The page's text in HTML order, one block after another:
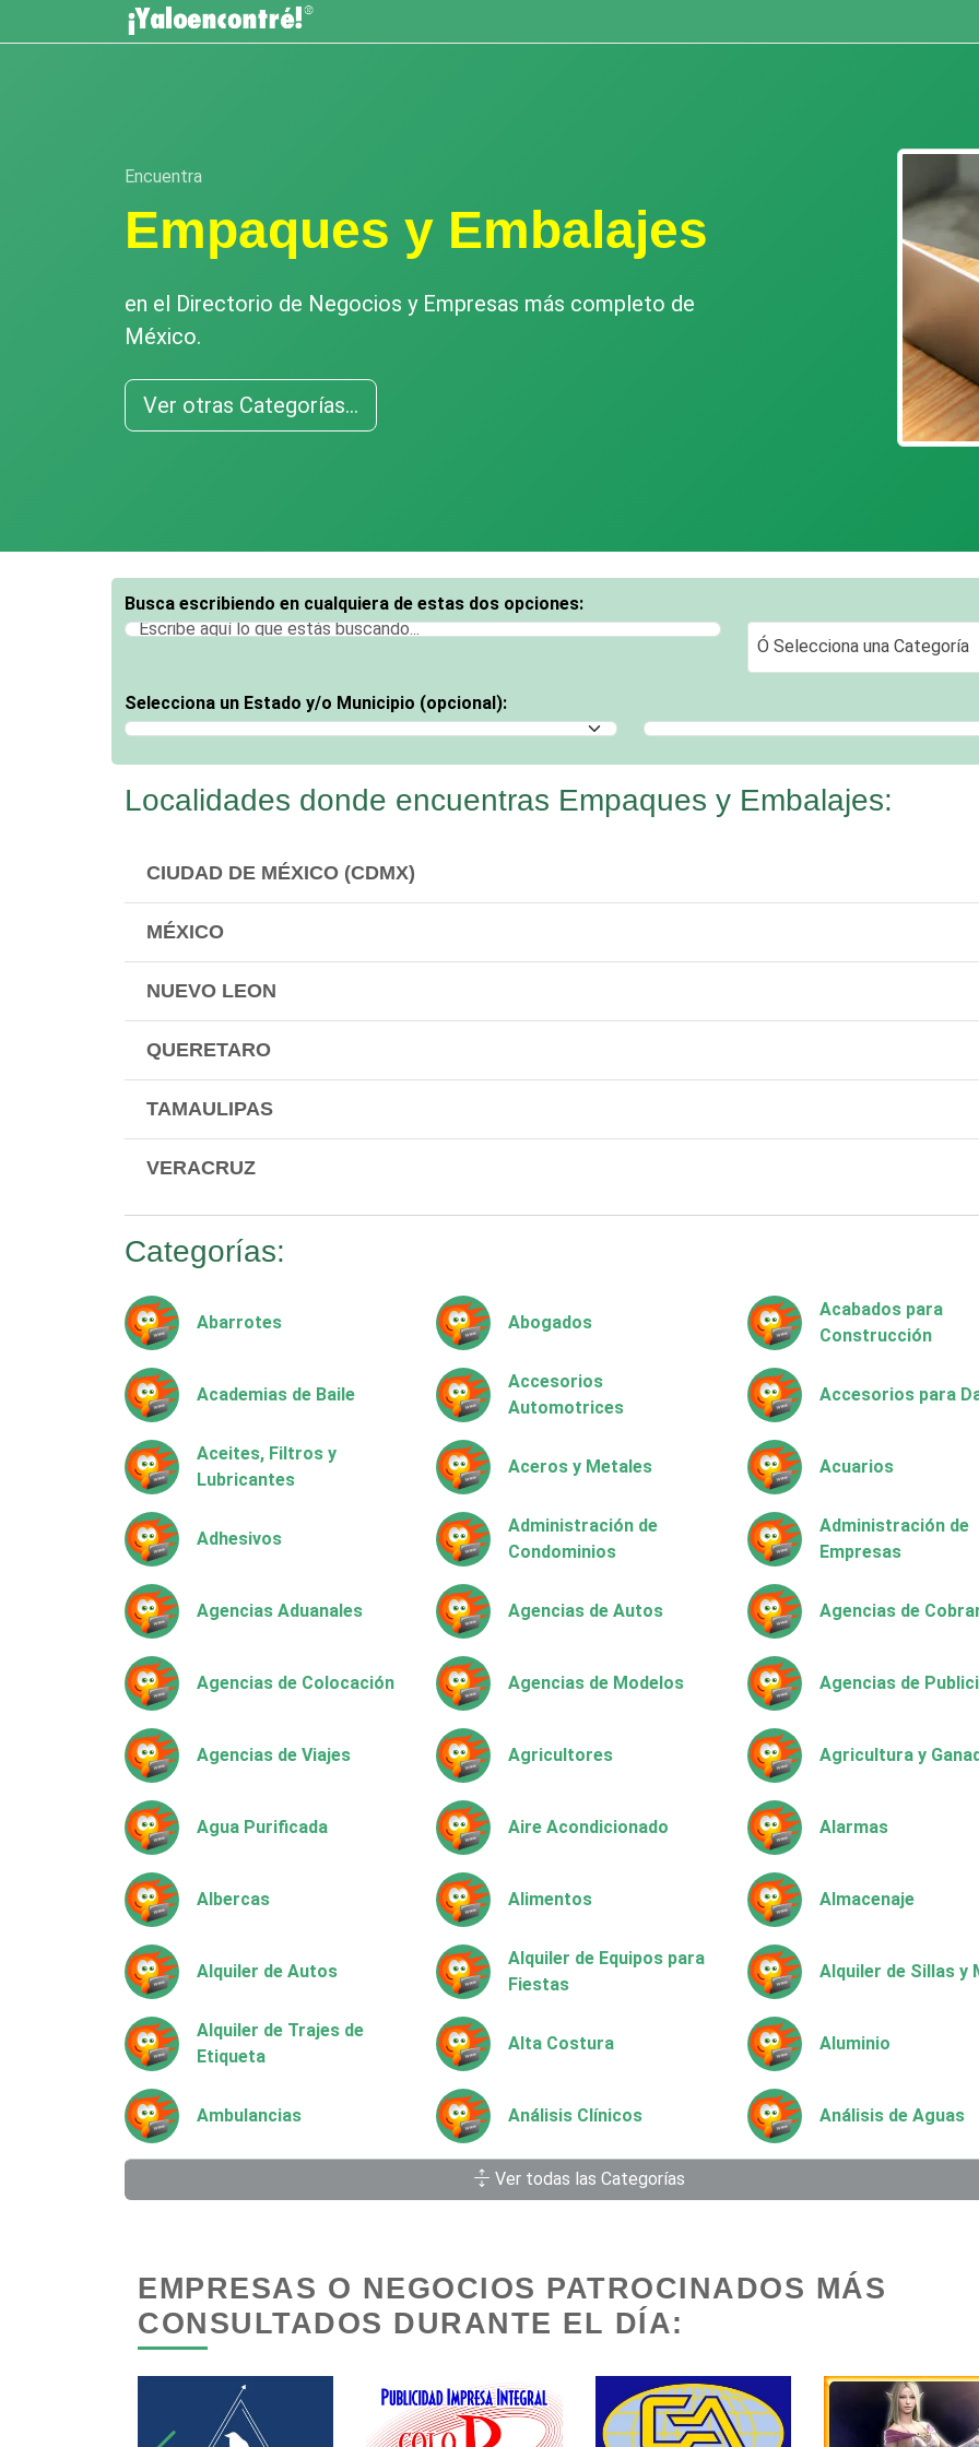
Encuentra
Empaques y Embalajes
en el Directorio de Negocios y Empresas más completo de
México.
Ver otras Categorías...
Busca escribiendo en cualquiera de estas dos opciones:
Ó Selecciona una Categoría
Ó Selecciona una Categoría
Selecciona un Estado y/o Municipio (opcional):
Selecciona un Estado
Selecciona un Municipio
Localidades donde encuentras Empaques y Embalajes:
CIUDAD DE MÉXICO (CDMX)
MÉXICO
NUEVO LEON
QUERETARO
TAMAULIPAS
VERACRUZ
Categorías:
Abarrotes Abogados
Acabados para
Construcción
Academias de Baile
Accesorios
Automotrices
Accesorios para
Aceites, Filtros y
Lubricantes
Aceros y Metales Acuarios
Adhesivos
Administración de
Condominios
Administración de
Empresas
Agencias Aduanales Agencias de Autos Agencias de
Agencias de Colocación Agencias de Modelos Agencias de
Agencias de Viajes Agricultores Agricultura y
Agua Purificada Aire Acondicionado Alarmas
Albercas Alimentos Almacenaje
Alquiler de Autos
Alquiler de Equipos para
Fiestas
Alquiler de Sillas y
Alquiler de Trajes de
Etiqueta
Alta Costura Aluminio
Ambulancias Análisis Clínicos Análisis de Aguas
Aparatos y Equipos
Eléctricos
Artículos de Piel Artículos Deportivos
Artículos para el Hogar Artículos para Regalos Artículos
Ver todas las Categorías
EMPRESAS O NEGOCIOS PATROCINADOS MÁS
CONSULTADOS DURANTE EL DÍA: